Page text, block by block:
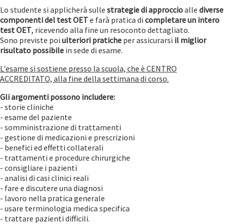
Lo studente si applicherà sulle strategie di approccioalle diverse
componenti del test OETe farà pratica di completare un intero
test OET, ricevendo alla fine un resoconto dettagliato.
Sono previste poi ulteriori pratiche per assicurarsi il miglior
risultato possibile in sede di esame.
L'esame si sostiene presso la scuola, che è CENTRO
ACCREDITATO, alla fine della settimana di corso.
Gli argomenti possono includere:
- storie cliniche
- esame del paziente
- somministrazione di trattamenti
- gestione di medicazioni e prescrizioni
- benefici ed effetti collaterali
- trattamenti e procedure chirurgiche
- consigliare i pazienti
- analisi di casi clinici reali
- fare e discutere una diagnosi
- lavoro nella pratica generale
- usare terminologia medica specifica
- trattare pazienti difficili.